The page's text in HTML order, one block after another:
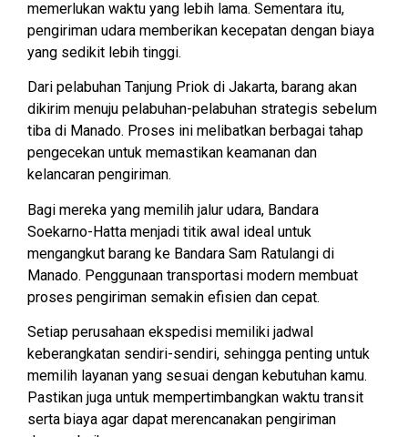
memerlukan waktu yang lebih lama. Sementara itu,
pengiriman udara memberikan kecepatan dengan biaya
yang sedikit lebih tinggi.
Dari pelabuhan Tanjung Priok di Jakarta, barang akan
dikirim menuju pelabuhan-pelabuhan strategis sebelum
tiba di Manado. Proses ini melibatkan berbagai tahap
pengecekan untuk memastikan keamanan dan
kelancaran pengiriman.
Bagi mereka yang memilih jalur udara, Bandara
Soekarno-Hatta menjadi titik awal ideal untuk
mengangkut barang ke Bandara Sam Ratulangi di
Manado. Penggunaan transportasi modern membuat
proses pengiriman semakin efisien dan cepat.
Setiap perusahaan ekspedisi memiliki jadwal
keberangkatan sendiri-sendiri, sehingga penting untuk
memilih layanan yang sesuai dengan kebutuhan kamu.
Pastikan juga untuk mempertimbangkan waktu transit
serta biaya agar dapat merencanakan pengiriman